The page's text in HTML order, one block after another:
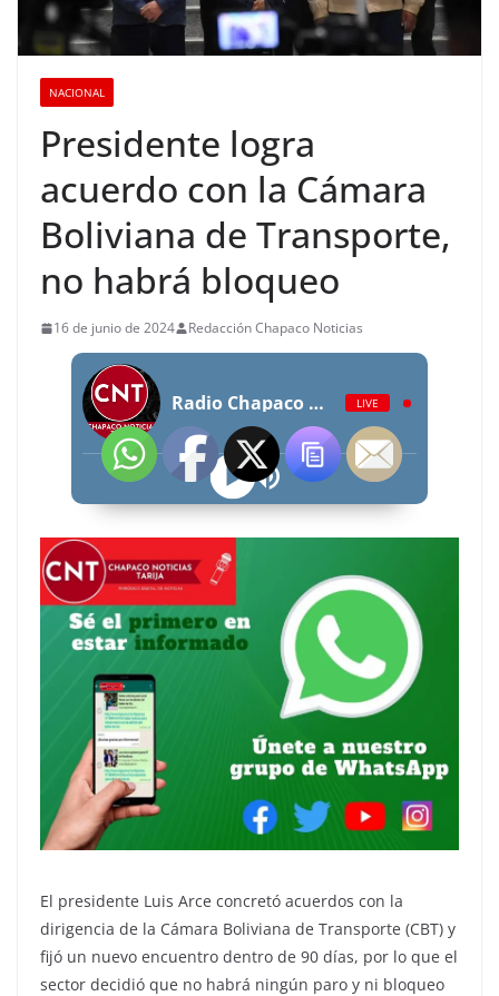
NACIONAL
Presidente logra
acuerdo con la Cámara
Boliviana de Transporte,
no habrá bloqueo
16 de junio de 2024 Redacción Chapaco Noticias
Radio Chapaco Noticias Las 24 horas en vivo LIVE
El presidente Luis Arce concretó acuerdos con la
dirigencia de la Cámara Boliviana de Transporte (CBT) y
fijó un nuevo encuentro dentro de 90 días, por lo que el
sector decidió que no habrá ningún paro y ni bloqueo